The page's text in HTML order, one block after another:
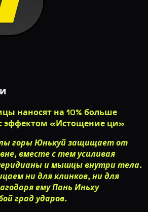
наносят на 10% больше
эффектом «Истощение ци»
горы Юнькуй защищает от
вместе с тем усиливая
и мышцы внутри тела.
ни для клинков, ни для
ему Пань Иньху
град ударов.